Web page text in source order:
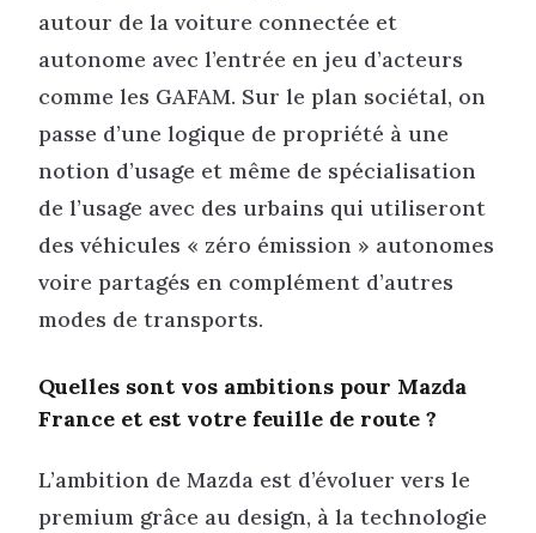
autour de la voiture connectée et
autonome avec l’entrée en jeu d’acteurs
comme les GAFAM. Sur le plan sociétal, on
passe d’une logique de propriété à une
notion d’usage et même de spécialisation
de l’usage avec des urbains qui utiliseront
des véhicules « zéro émission » autonomes
voire partagés en complément d’autres
modes de transports.
Quelles sont vos ambitions pour Mazda
France et est votre feuille de route ?
L’ambition de Mazda est d’évoluer vers le
premium grâce au design, à la technologie